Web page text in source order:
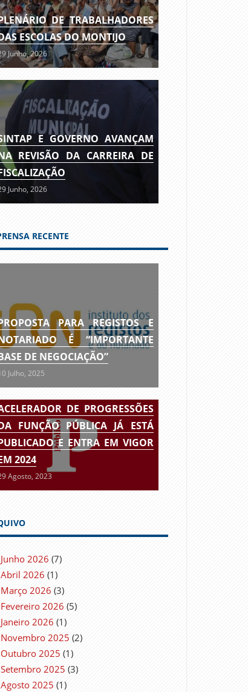
DE TRABALHADORES
ESCOLAS DO MONTIJO
Junho, 2026
E GOVERNO AVANÇAM
REVISÃO DA CARREIRA DE
Junho, 2026
RECENTE
PARA REGISTOS E
É “IMPORTANTE
DE NEGOCIAÇÃO”
Julho, 2025
DE PROGRESSÕES
FUNÇÃO PÚBLICA JÁ ESTÁ
E ENTRA EM VIGOR
2024
Agosto, 2023
Junho 2026 (7)
Abril 2026 (1)
Março 2026 (3)
Fevereiro 2026 (5)
Janeiro 2026 (1)
Novembro 2025 (2)
Outubro 2025 (1)
Setembro 2025 (3)
Agosto 2025 (1)